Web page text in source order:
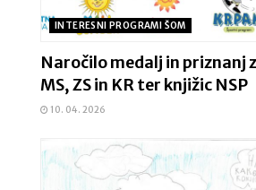
INTERESNI PROGRAMI ŠOM
Naročilo medalj in priznanj
MS, ZS in KR ter knjižic NSP
10. 04. 2026